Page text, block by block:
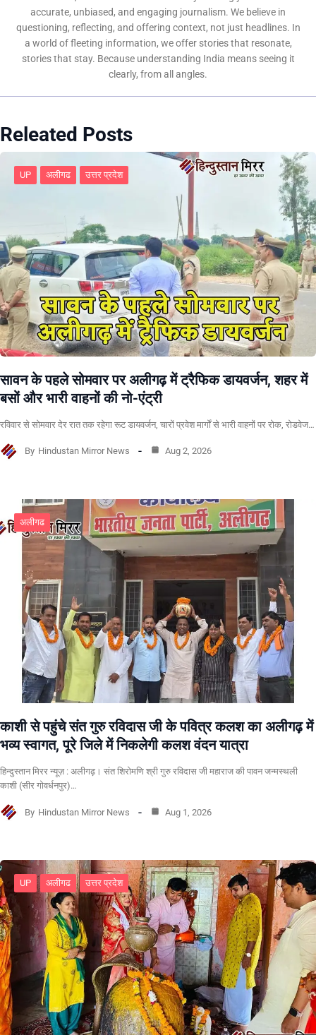
accurate, unbiased, and engaging journalism. We believe in
questioning, reflecting, and offering context, not just headlines. In
a world of fleeting information, we offer stories that resonate,
stories that stay. Because understanding India means seeing it
clearly, from all angles.
Releated Posts
UP अलीगढ उत्तर प्रदेश
सावन के पहले सोमवार पर अलीगढ़ में ट्रैफिक डायवर्जन, शहर में
बसों और भारी वाहनों की नो-एंट्री
रविवार से सोमवार देर रात तक रहेगा रूट डायवर्जन, चारों प्रवेश मार्गों से भारी वाहनों पर रोक, रोडवेज…
By Hindustan Mirror News Aug 2, 2026
अलीगढ
काशी से पहुंचे संत गुरु रविदास जी के पवित्र कलश का अलीगढ़ में
भव्य स्वागत, पूरे जिले में निकलेगी कलश वंदन यात्रा
हिन्दुस्तान मिरर न्यूज़ : अलीगढ़। संत शिरोमणि श्री गुरु रविदास जी महाराज की पावन जन्मस्थली
काशी (सीर गोवर्धनपुर)…
By Hindustan Mirror News Aug 1, 2026
UP अलीगढ उत्तर प्रदेश